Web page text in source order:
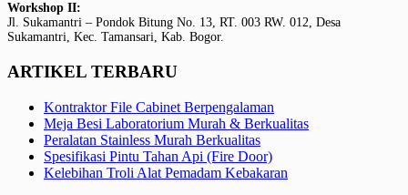
Workshop II:
Jl. Sukamantri – Pondok Bitung No. 13, RT. 003 RW. 012, Desa
Sukamantri, Kec. Tamansari, Kab. Bogor.
ARTIKEL TERBARU
Kontraktor File Cabinet Berpengalaman
Meja Besi Laboratorium Murah & Berkualitas
Peralatan Stainless Murah Berkualitas
Spesifikasi Pintu Tahan Api (Fire Door)
Kelebihan Troli Alat Pemadam Kebakaran